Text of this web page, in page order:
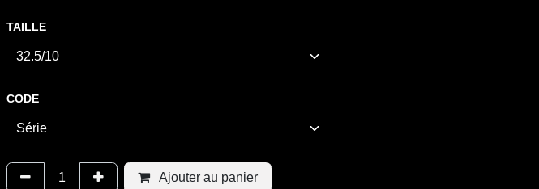
TAILLE
CODE
Ajouter au panier